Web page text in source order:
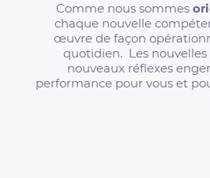
Comme nous sommes
chaque nouvelle
œuvre de façon
quotidien. Les nouvelles
nouveaux réflexes
performance pour vous et